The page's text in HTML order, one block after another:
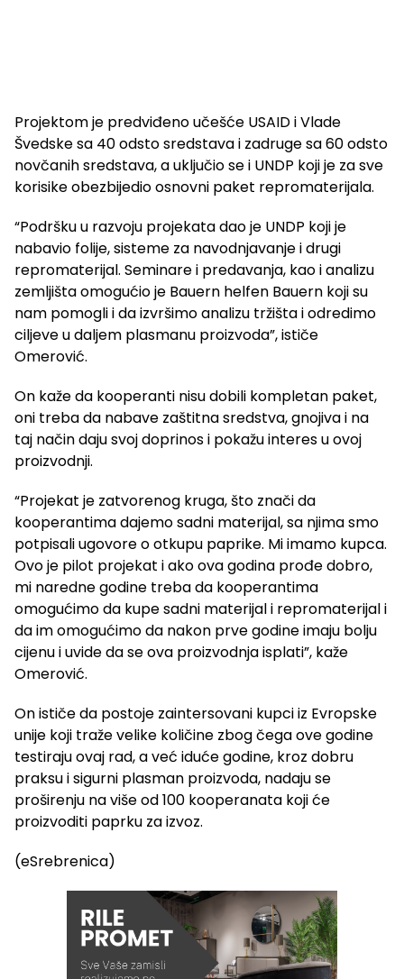
Projektom je predviđeno učešće USAID i Vlade
Švedske sa 40 odsto sredstava i zadruge sa 60 odsto
novčanih sredstava, a uključio se i UNDP koji je za sve
korisike obezbijedio osnovni paket repromaterijala.
“Podršku u razvoju projekata dao je UNDP koji je
nabavio folije, sisteme za navodnjavanje i drugi
repromaterijal. Seminare i predavanja, kao i analizu
zemljišta omogućio je Bauern helfen Bauern koji su
nam pomogli i da izvršimo analizu tržišta i odredimo
ciljeve u daljem plasmanu proizvoda”, ističe
Omerović.
On kaže da kooperanti nisu dobili kompletan paket,
oni treba da nabave zaštitna sredstva, gnojiva i na
taj način daju svoj doprinos i pokažu interes u ovoj
proizvodnji.
“Projekat je zatvorenog kruga, što znači da
kooperantima dajemo sadni materijal, sa njima smo
potpisali ugovore o otkupu paprike. Mi imamo kupca.
Ovo je pilot projekat i ako ova godina prođe dobro,
mi naredne godine treba da kooperantima
omogućimo da kupe sadni materijal i repromaterijal i
da im omogućimo da nakon prve godine imaju bolju
cijenu i uvide da se ova proizvodnja isplati”, kaže
Omerović.
On ističe da postoje zaintersovani kupci iz Evropske
unije koji traže velike količine zbog čega ove godine
testiraju ovaj rad, a već iduće godine, kroz dobru
praksu i sigurni plasman proizvoda, nadaju se
proširenju na više od 100 kooperanata koji će
proizvoditi paprku za izvoz.
(eSrebrenica)